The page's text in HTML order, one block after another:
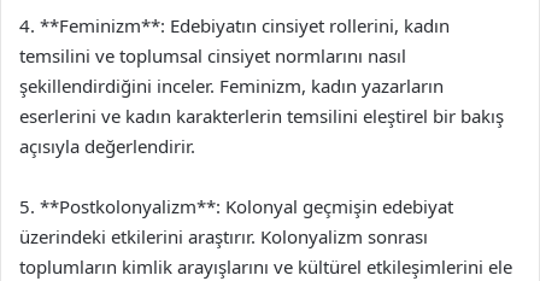
4. **Feminizm**: Edebiyatın cinsiyet rollerini, kadın
temsilini ve toplumsal cinsiyet normlarını nasıl
şekillendirdiğini inceler. Feminizm, kadın yazarların
eserlerini ve kadın karakterlerin temsilini eleştirel bir bakış
açısıyla değerlendirir.
5. **Postkolonyalizm**: Kolonyal geçmişin edebiyat
üzerindeki etkilerini araştırır. Kolonyalizm sonrası
toplumların kimlik arayışlarını ve kültürel etkileşimlerini ele